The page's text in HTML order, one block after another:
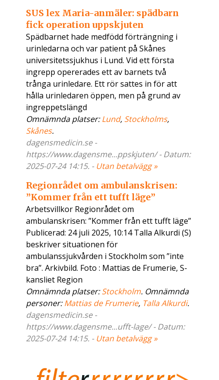
SUS lex Maria-anmäler: spädbarn
fick operation uppskjuten
Spädbarnet hade medfödd förträngning i
urinledarna och var patient på Skånes
universitetssjukhus i Lund. Vid ett första
ingrepp opererades ett av barnets två
trånga urinledare. Ett rör sattes in för att
hålla urinledaren öppen, men på grund av
ingreppetslängd
Omnämnda platser:Lund, Stockholms,
Skånes.
dagensmedicin.se -
https://www.dagensme...ppskjuten/ - Datum:
2025-07-24 14:15. - Utan betalvägg »
Regionrådet om ambulanskrisen:
”Kommer från ett tufft läge”
Arbetsvillkor Regionrådet om
ambulanskrisen: ”Kommer från ett tufft läge”
Publicerad: 24 juli 2025, 10:14 Talla Alkurdi (S)
beskriver situationen för
ambulanssjukvården i Stockholm som ”inte
bra”. Arkivbild. Foto : Mattias de Frumerie, S-
kansliet Region
Omnämnda platser:Stockholm. Omnämnda
personer:Mattias de Frumerie, Talla Alkurdi.
dagensmedicin.se -
https://www.dagensme...ufft-lage/ - Datum:
2025-07-24 14:15. - Utan betalvägg »